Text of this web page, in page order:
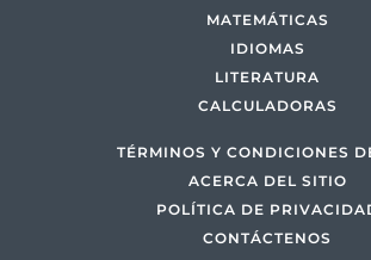
MATEMÁTICAS
IDIOMAS
LITERATURA
CALCULADORAS
TÉRMINOS Y CONDICIONES
ACERCA DEL SITIO
POLÍTICA DE
CONTÁCTENOS